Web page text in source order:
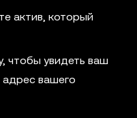
актив, который
чтобы увидеть ваш
вашего